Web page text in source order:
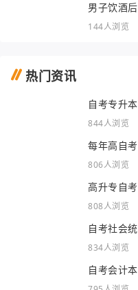
男子饮酒
144人浏览
热门资讯
自考专升
844人浏览
每年高自
806人浏览
高升专自
808人浏览
自考社会
834人浏览
自考会计